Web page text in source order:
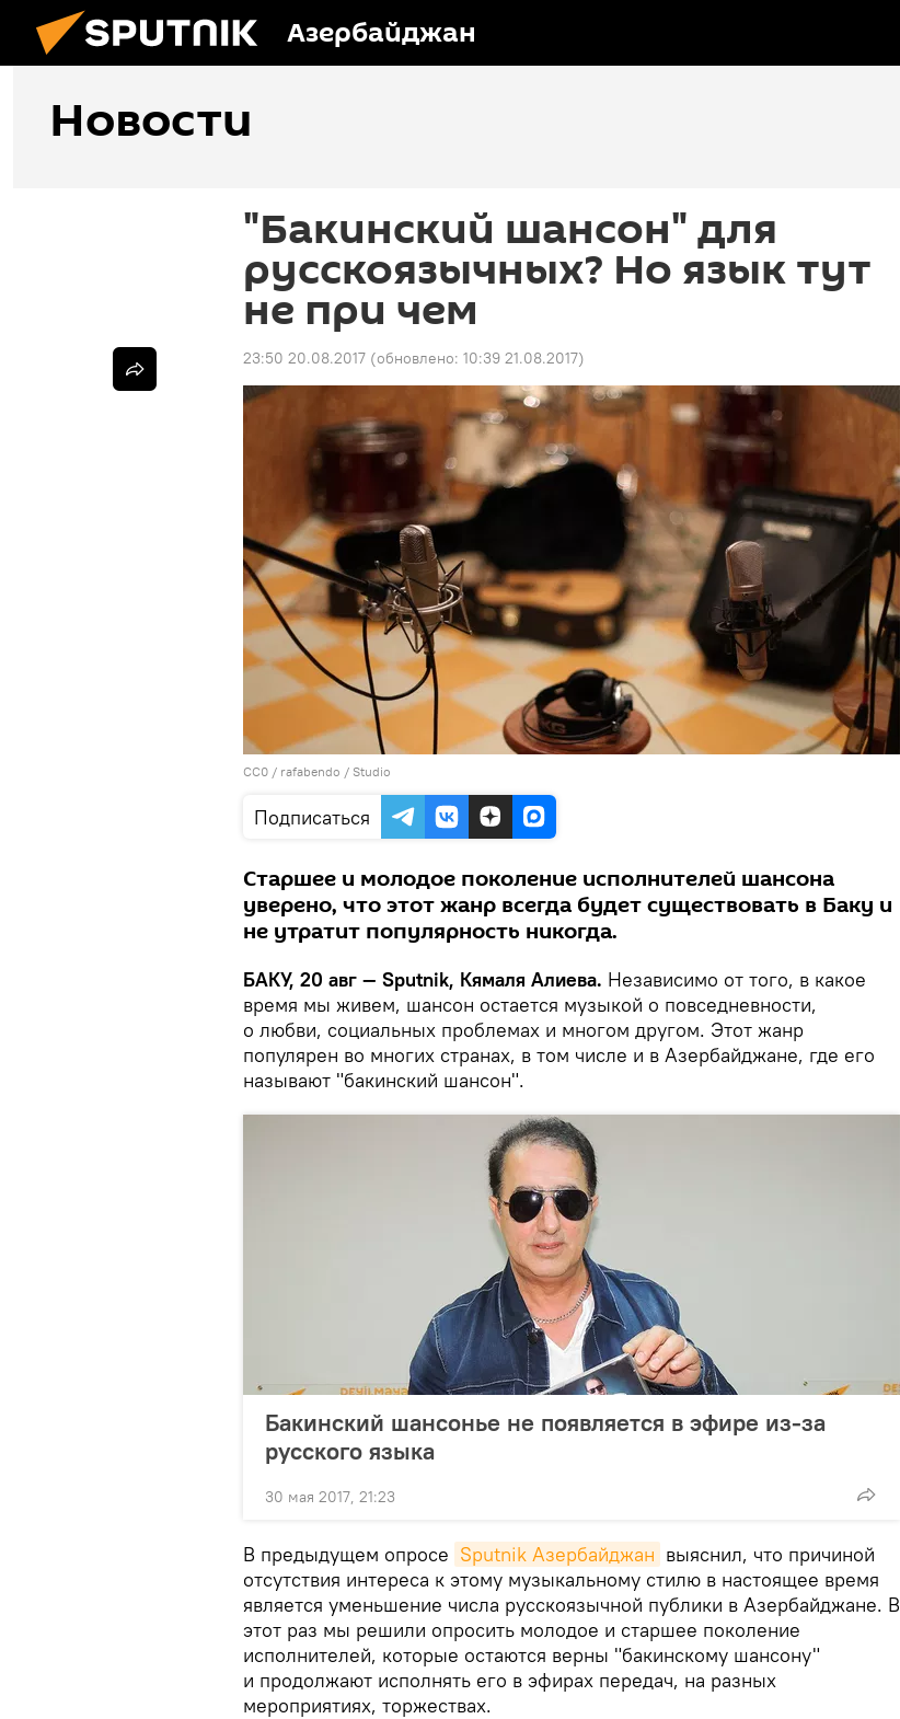
Азербайджан
Новости
"Бакинский шансон" для
русскоязычных? Но язык тут
не при чем
23:50 20.08.2017 (обновлено: 10:39 21.08.2017)
CC0 / rafabendo / Studio
Подписаться
Старшее и молодое поколение исполнителей шансона
уверено, что этот жанр всегда будет существовать в Баку и
не утратит популярность никогда.
БАКУ, 20 авг — Sputnik, Кямаля Алиева. Независимо от того, в какое
время мы живем, шансон остается музыкой о повседневности,
о любви, социальных проблемах и многом другом. Этот жанр
популярен во многих странах, в том числе и в Азербайджане, где его
называют "бакинский шансон".
Бакинский шансонье не появляется в эфире из-за
русского языка
30 мая 2017, 21:23
В предыдущем опросе Sputnik Азербайджан выяснил, что причиной
отсутствия интереса к этому музыкальному стилю в настоящее время
является уменьшение числа русскоязычной публики в Азербайджане. В
этот раз мы решили опросить молодое и старшее поколение
исполнителей, которые остаются верны "бакинскому шансону"
и продолжают исполнять его в эфирах передач, на разных
мероприятиях, торжествах.